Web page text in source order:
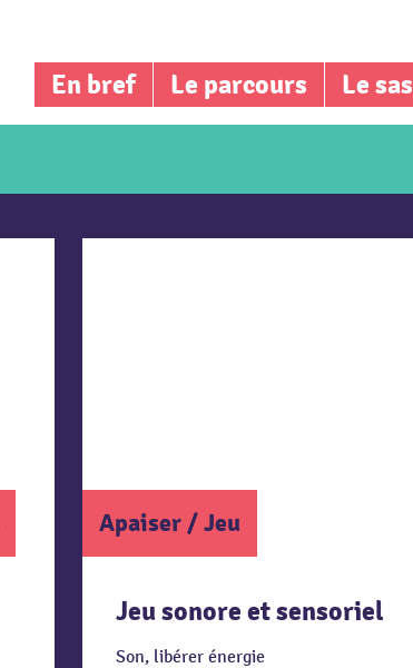
En bref Le parcours Le sas
Apaiser/Jeu
Jeu sonore et sensoriel
Son, libérer énergie